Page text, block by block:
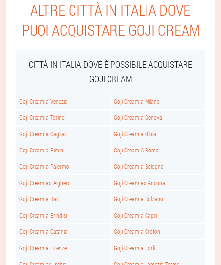
ALTRE CITTÀ IN ITALIA DOVE
PUOI ACQUISTARE GOJI CREAM
CITTÀ IN ITALIA DOVE È POSSIBILE ACQUISTARE
GOJI CREAM
Goji Cream a Venezia Goji Cream a Milano
Goji Cream a Torino Goji Cream a Genova
Goji Cream a Cagliari Goji Cream a Olbia
Goji Cream a Rimini Goji Cream A Roma
Goji Cream a Palermo Goji Cream a Bologna
Goji Cream ad Alghero Goji Cream ad Ancona
Goji Cream a Bari Goji Cream a Bolzano
Goji Cream a Brindisi Goji Cream a Capri
Goji Cream a Catania Goji Cream a Croton
Goji Cream a Firenze Goji Cream a Forli